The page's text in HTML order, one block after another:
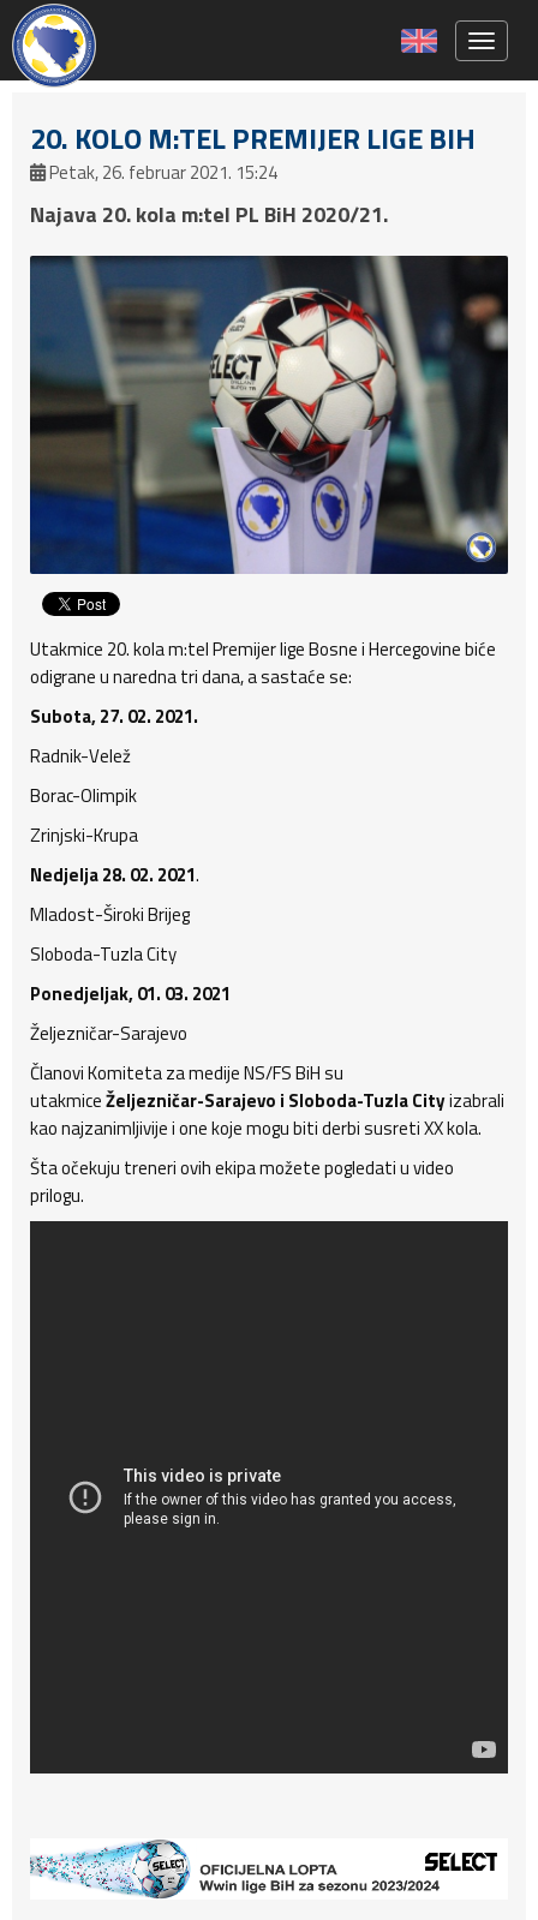
20. KOLO M:TEL PREMIJER LIGE BIH
Petak, 26. februar 2021. 15:24
Najava 20. kola m:tel PL BiH 2020/21.
Utakmice 20. kola m:tel Premijer lige Bosne i Hercegovine biće
odigrane u naredna tri dana, a sastaće se:
Subota, 27. 02. 2021.
Radnik-Velež
Borac-Olimpik
Zrinjski-Krupa
Nedjelja 28. 02. 2021.
Mladost-Široki Brijeg
Sloboda-Tuzla City
Ponedjeljak, 01. 03. 2021
Željezničar-Sarajevo
Članovi Komiteta za medije NS/FS BiH su
utakmiceŽeljezničar-Sarajevo i Sloboda-Tuzla Cityizabrali
kao najzanimljivije i one koje mogu biti derbi susreti XX kola.
Šta očekuju treneri ovih ekipa možete pogledati u video
prilogu.